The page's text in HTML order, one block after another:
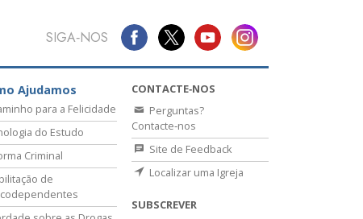
SIGA‑NOS
Ajudamos
para a Felicidade
do Estudo
Criminal
de
CONTACTE‑NOS
Perguntas?
Contacte‑nos
Site de Feedback
Localizar uma Igreja
SUBSCREVER